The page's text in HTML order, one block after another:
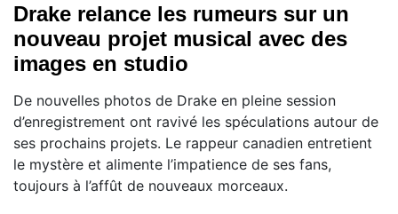
Drake relance les rumeurs sur un
nouveau projet musical avec des
images en studio
De nouvelles photos de Drake en pleine session
d’enregistrement ont ravivé les spéculations autour de
ses prochains projets. Le rappeur canadien entretient
le mystère et alimente l’impatience de ses fans,
toujours à l’affût de nouveaux morceaux.